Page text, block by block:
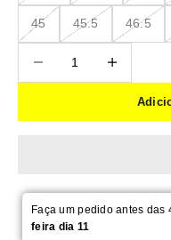
45 45.5 46.5
Faça um pedido antes
feira dia 11